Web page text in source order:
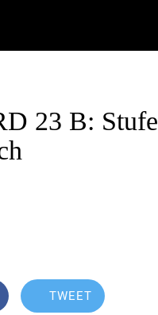
23 B:
TWEET